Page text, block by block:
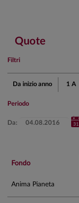
Quote
Filtri
Da inizio anno 1 A
Periodo
Da:
Fondo
Anima Pianeta